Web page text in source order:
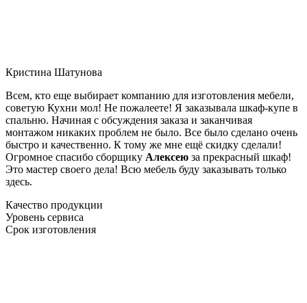
Кристина Шатунова
Всем, кто еще выбирает компанию для изготовления мебели,
советую Кухни мол! Не пожалеете! Я заказывала шкаф-купе в
спальню. Начиная с обсуждения заказа и заканчивая
монтажом никаких проблем не было. Все было сделано очень
быстро и качественно. К тому же мне ещё скидку сделали!
Огромное спасибо сборщику Алексею за прекрасный шкаф!
Это мастер своего дела! Всю мебель буду заказывать только
здесь.
Качество продукции
Уровень сервиса
Срок изготовления